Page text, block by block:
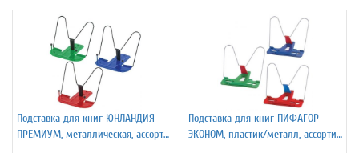
Подставка для книг ЮНЛАНДИЯ
ПРЕМИУМ, металлическая, ассорти,
Подставка для книг ПИФАГОР
ЭКОНОМ, пластик/металл, ассорти,